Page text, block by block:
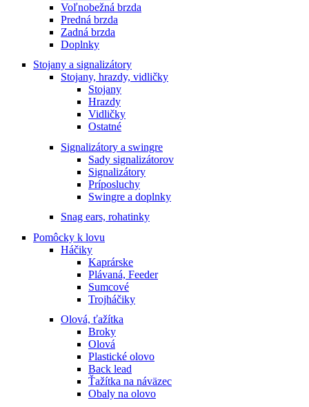
Voľnobežná brzda
Predná brzda
Zadná brzda
Doplnky
Stojany a signalizátory
Stojany, hrazdy, vidličky
Stojany
Hrazdy
Vidličky
Ostatné
Signalizátory a swingre
Sady signalizátorov
Signalizátory
Príposluchy
Swingre a doplnky
Snag ears, rohatinky
Pomôcky k lovu
Háčiky
Kaprárske
Plávaná, Feeder
Sumcové
Trojháčiky
Olová, ťažítka
Broky
Olová
Plastické olovo
Back lead
Ťažítka na náväzec
Obaly na olovo